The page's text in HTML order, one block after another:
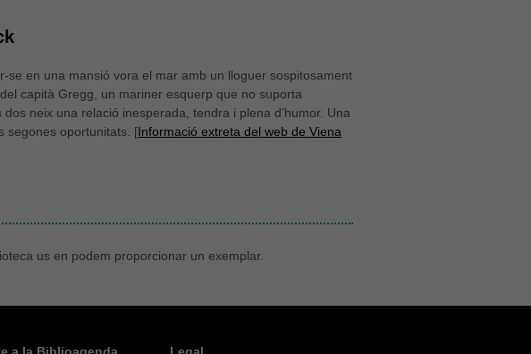
se en una mansió vora el mar amb un lloguer sospitosament
capità Gregg, un mariner esquerp que no suporta
neix una relació inesperada, tendra i plena d’humor. Una
segones oportunitats. [Informació extreta del web de Viena
us en podem proporcionar un exemplar.